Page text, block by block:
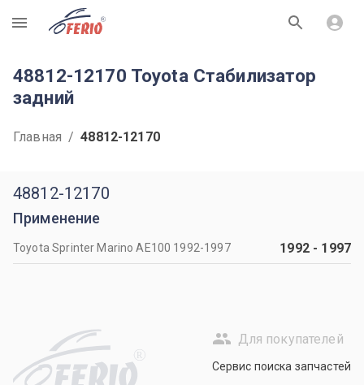
R
48812-12170 Toyota Стабилизатор
задний
Главная / 48812-12170
48812-12170
Применение
Toyota Sprinter Marino AE100 1992-1997 1992- 1997
R
Для покупателей
Сервис поиска запчастей